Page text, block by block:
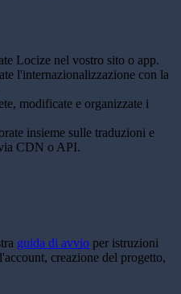
Locize nel vostro sito o app.
l'internazionalizzazione con la
modificate e organizzate i
insieme sulle traduzioni e
CDN o API.
guida di avvio per istruzioni
creazione del progetto,